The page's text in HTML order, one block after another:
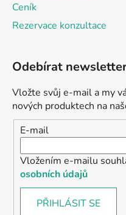
Ceník
Rezervace konzultace
Odebírat
Vložte svůj e-mail a my
nových produktech na
E-mail
Vložením e-mailu
osobních údajů
PŘIHLÁSIT SE